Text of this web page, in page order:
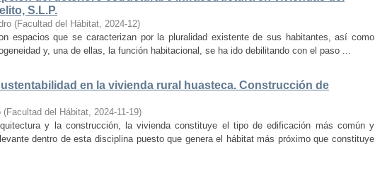
S.L.P.
(Facultad del Hábitat, 2024-12)
espacios que se caracterizan por la pluralidad existente de sus habitantes, así como
y, una de ellas, la función habitacional, se ha ido debilitando con el paso ...
en la vivienda rural huasteca. Construcción de
(Facultad del Hábitat, 2024-11-19)
y la construcción, la vivienda constituye el tipo de edificación más común y
dentro de esta disciplina puesto que genera el hábitat más próximo que constituye